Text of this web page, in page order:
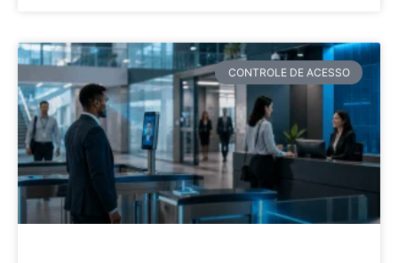
CONTROLE DE ACESSO